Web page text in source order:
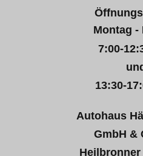
Montag -
7:00-
13:30-
Autohaus
GmbH &
Heilbronner